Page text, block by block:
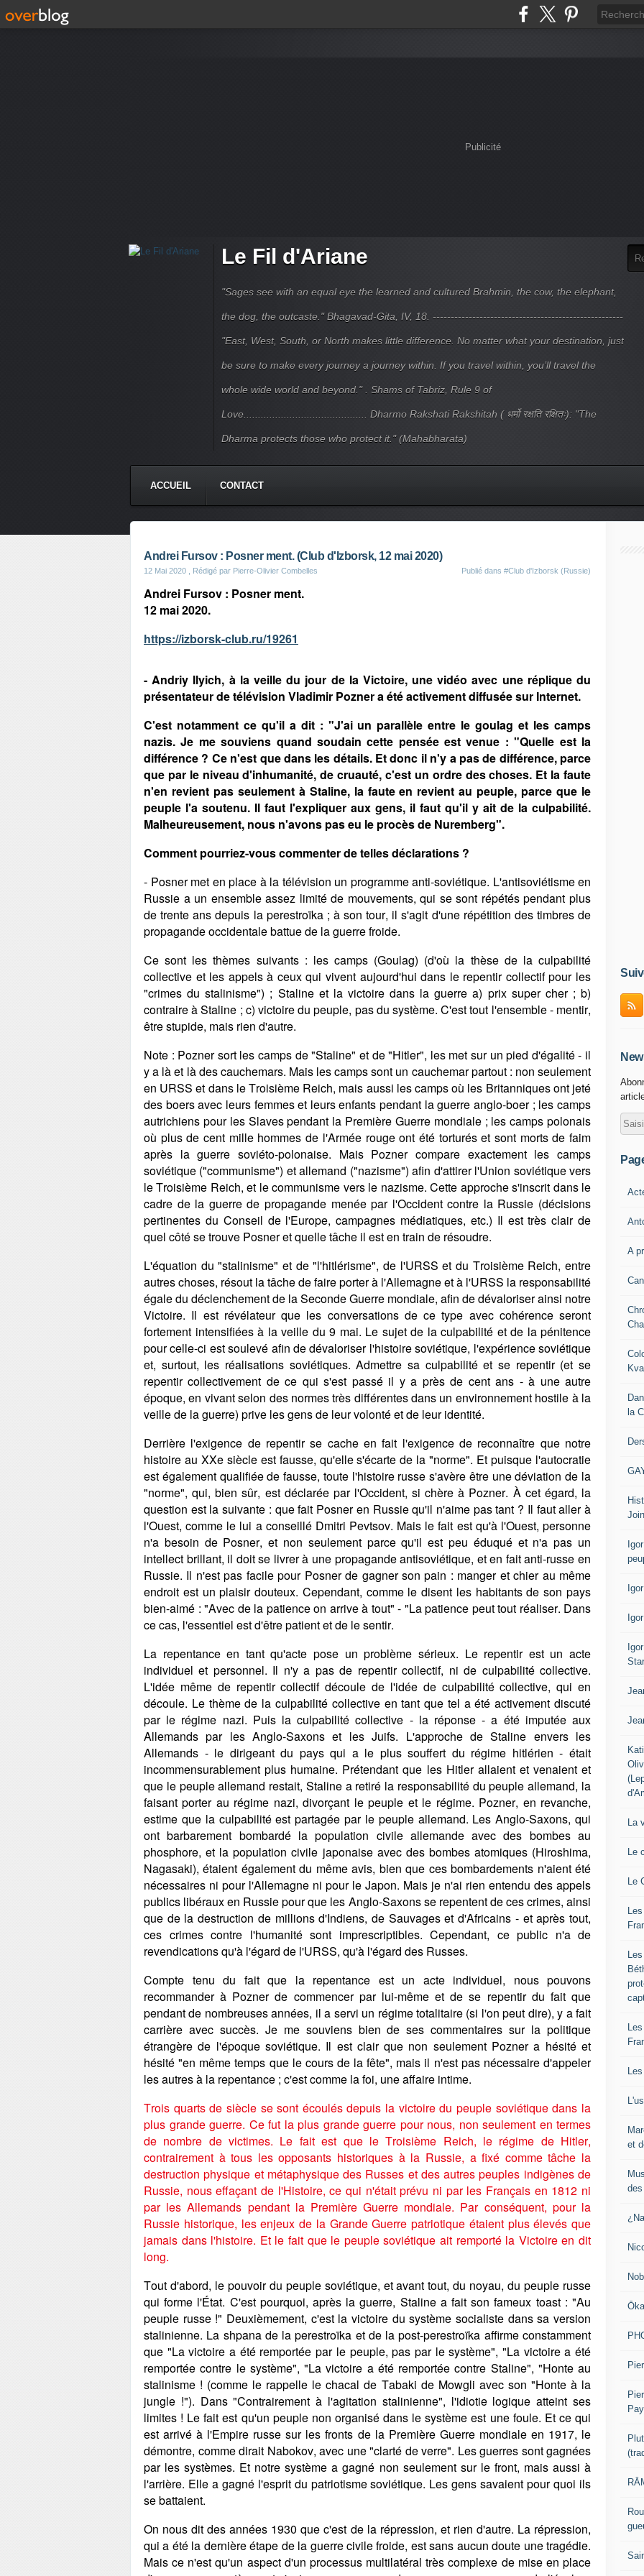
Publicité
Le Fil d'Ariane
"Sages see with an equal eye the learned and cultured Brahmin, the cow, the elephant,
the dog, the outcaste." Bhagavad-Gita, IV, 18. -----------------------------------------------------
"East, West, South, or North makes little difference. No matter what your destination, just
be sure to make every journey a journey within. If you travel within, you’ll travel the
whole wide world and beyond." . Shams of Tabriz, Rule 9 of
Love........................................... Dharmo Rakshati Rakshitah ( धर्मो रक्षति रक्षितः): "The
Dharma protects those who protect it." (Mahabharata)
ACCUEIL CONTACT
Andrei Fursov : Posner ment. (Club d'Izborsk, 12 mai 2020)
12 Mai 2020 , Rédigé par Pierre-Olivier Combelles Publié dans #Club d'Izborsk (Russie)
Andrei Fursov : Posner ment.
12 mai 2020.
https://izborsk-club.ru/19261
- Andriy Ilyich, à la veille du jour de la Victoire, une vidéo avec une réplique du
présentateur de télévision Vladimir Pozner a été activement diffusée sur Internet.
C'est notamment ce qu'il a dit : "J'ai un parallèle entre le goulag et les camps
nazis. Je me souviens quand soudain cette pensée est venue : "Quelle est la
différence ? Ce n'est que dans les détails. Et donc il n'y a pas de différence, parce
que par le niveau d'inhumanité, de cruauté, c'est un ordre des choses. Et la faute
n'en revient pas seulement à Staline, la faute en revient au peuple, parce que le
peuple l'a soutenu. Il faut l'expliquer aux gens, il faut qu'il y ait de la culpabilité.
Malheureusement, nous n'avons pas eu le procès de Nuremberg".
Comment pourriez-vous commenter de telles déclarations ?
- Posner met en place à la télévision un programme anti-soviétique. L'antisoviétisme en
Russie a un ensemble assez limité de mouvements, qui se sont répétés pendant plus
de trente ans depuis la perestroïka ; à son tour, il s'agit d'une répétition des timbres de
propagande occidentale battue de la guerre froide.
Ce sont les thèmes suivants : les camps (Goulag) (d'où la thèse de la culpabilité
collective et les appels à ceux qui vivent aujourd'hui dans le repentir collectif pour les
"crimes du stalinisme") ; Staline et la victoire dans la guerre a) prix super cher ; b)
contraire à Staline ; c) victoire du peuple, pas du système. C'est tout l'ensemble - mentir,
être stupide, mais rien d'autre.
Note : Pozner sort les camps de "Staline" et de "Hitler", les met sur un pied d'égalité - il
y a là et là des cauchemars. Mais les camps sont un cauchemar partout : non seulement
en URSS et dans le Troisième Reich, mais aussi les camps où les Britanniques ont jeté
des boers avec leurs femmes et leurs enfants pendant la guerre anglo-boer ; les camps
autrichiens pour les Slaves pendant la Première Guerre mondiale ; les camps polonais
où plus de cent mille hommes de l'Armée rouge ont été torturés et sont morts de faim
après la guerre soviéto-polonaise. Mais Pozner compare exactement les camps
soviétique ("communisme") et allemand ("nazisme") afin d'attirer l'Union soviétique vers
le Troisième Reich, et le communisme vers le nazisme. Cette approche s'inscrit dans le
cadre de la guerre de propagande menée par l'Occident contre la Russie (décisions
pertinentes du Conseil de l'Europe, campagnes médiatiques, etc.) Il est très clair de
quel côté se trouve Posner et quelle tâche il est en train de résoudre.
L'équation du "stalinisme" et de "l'hitlérisme", de l'URSS et du Troisième Reich, entre
autres choses, résout la tâche de faire porter à l'Allemagne et à l'URSS la responsabilité
égale du déclenchement de la Seconde Guerre mondiale, afin de dévaloriser ainsi notre
Victoire. Il est révélateur que les conversations de ce type avec cohérence seront
fortement intensifiées à la veille du 9 mai. Le sujet de la culpabilité et de la pénitence
pour celle-ci est soulevé afin de dévaloriser l'histoire soviétique, l'expérience soviétique
et, surtout, les réalisations soviétiques. Admettre sa culpabilité et se repentir (et se
repentir collectivement de ce qui s'est passé il y a près de cent ans - à une autre
époque, en vivant selon des normes très différentes dans un environnement hostile à la
veille de la guerre) prive les gens de leur volonté et de leur identité.
Derrière l'exigence de repentir se cache en fait l'exigence de reconnaître que notre
histoire au XXe siècle est fausse, qu'elle s'écarte de la "norme". Et puisque l'autocratie
est également qualifiée de fausse, toute l'histoire russe s'avère être une déviation de la
"norme", qui, bien sûr, est déclarée par l'Occident, si chère à Pozner. À cet égard, la
question est la suivante : que fait Posner en Russie qu'il n'aime pas tant ? Il faut aller à
l'Ouest, comme le lui a conseillé Dmitri Pevtsov. Mais le fait est qu'à l'Ouest, personne
n'a besoin de Posner, et non seulement parce qu'il est peu éduqué et n'a pas un
intellect brillant, il doit se livrer à une propagande antisoviétique, et en fait anti-russe en
Russie. Il n'est pas facile pour Posner de gagner son pain : manger et chier au même
endroit est un plaisir douteux. Cependant, comme le disent les habitants de son pays
bien-aimé : "Avec de la patience on arrive à tout" - "La patience peut tout réaliser. Dans
ce cas, l'essentiel est d'être patient et de le sentir.
La repentance en tant qu'acte pose un problème sérieux. Le repentir est un acte
individuel et personnel. Il n'y a pas de repentir collectif, ni de culpabilité collective.
L'idée même de repentir collectif découle de l'idée de culpabilité collective, qui en
découle. Le thème de la culpabilité collective en tant que tel a été activement discuté
par le régime nazi. Puis la culpabilité collective - la réponse - a été imputée aux
Allemands par les Anglo-Saxons et les Juifs. L'approche de Staline envers les
Allemands - le dirigeant du pays qui a le plus souffert du régime hitlérien - était
incommensurablement plus humaine. Prétendant que les Hitler allaient et venaient et
que le peuple allemand restait, Staline a retiré la responsabilité du peuple allemand, la
faisant porter au régime nazi, divorçant le peuple et le régime. Pozner, en revanche,
estime que la culpabilité est partagée par le peuple allemand. Les Anglo-Saxons, qui
ont barbarement bombardé la population civile allemande avec des bombes au
phosphore, et la population civile japonaise avec des bombes atomiques (Hiroshima,
Nagasaki), étaient également du même avis, bien que ces bombardements n'aient été
nécessaires ni pour l'Allemagne ni pour le Japon. Mais je n'ai rien entendu des appels
publics libéraux en Russie pour que les Anglo-Saxons se repentent de ces crimes, ainsi
que de la destruction de millions d'Indiens, de Sauvages et d'Africains - et après tout,
ces crimes contre l'humanité sont imprescriptibles. Cependant, ce public n'a de
revendications qu'à l'égard de l'URSS, qu'à l'égard des Russes.
Compte tenu du fait que la repentance est un acte individuel, nous pouvons
recommander à Pozner de commencer par lui-même et de se repentir du fait que
pendant de nombreuses années, il a servi un régime totalitaire (si l'on peut dire), y a fait
carrière avec succès. Je me souviens bien de ses commentaires sur la politique
étrangère de l'époque soviétique. Il est clair que non seulement Pozner a hésité et
hésité "en même temps que le cours de la fête", mais il n'est pas nécessaire d'appeler
les autres à la repentance ; c'est comme la foi, une affaire intime.
Trois quarts de siècle se sont écoulés depuis la victoire du peuple soviétique dans la
plus grande guerre. Ce fut la plus grande guerre pour nous, non seulement en termes
de nombre de victimes. Le fait est que le Troisième Reich, le régime de Hitler,
contrairement à tous les opposants historiques à la Russie, a fixé comme tâche la
destruction physique et métaphysique des Russes et des autres peuples indigènes de
Russie, nous effaçant de l'Histoire, ce qui n'était prévu ni par les Français en 1812 ni
par les Allemands pendant la Première Guerre mondiale. Par conséquent, pour la
Russie historique, les enjeux de la Grande Guerre patriotique étaient plus élevés que
jamais dans l'histoire. Et le fait que le peuple soviétique ait remporté la Victoire en dit
long.
Tout d'abord, le pouvoir du peuple soviétique, et avant tout, du noyau, du peuple russe
qui forme l'État. C'est pourquoi, après la guerre, Staline a fait son fameux toast : "Au
peuple russe !" Deuxièmement, c'est la victoire du système socialiste dans sa version
stalinienne. La shpana de la perestroïka et de la post-perestroïka affirme constamment
que "La victoire a été remportée par le peuple, pas par le système", "La victoire a été
remportée contre le système", "La victoire a été remportée contre Staline", "Honte au
stalinisme ! (comme le rappelle le chacal de Tabaki de Mowgli avec son "Honte à la
jungle !"). Dans "Contrairement à l'agitation stalinienne", l'idiotie logique atteint ses
limites ! Le fait est qu'un peuple non organisé dans le système est une foule. Et ce qui
est arrivé à l'Empire russe sur les fronts de la Première Guerre mondiale en 1917, le
démontre, comme dirait Nabokov, avec une "clarté de verre". Les guerres sont gagnées
par les systèmes. Et notre système a gagné non seulement sur le front, mais aussi à
l'arrière. Elle a gagné l'esprit du patriotisme soviétique. Les gens savaient pour quoi ils
se battaient.
On nous dit des années 1930 que c'est de la répression, et rien d'autre. La répression,
qui a été la dernière étape de la guerre civile froide, est sans aucun doute une tragédie.
Mais ce n'est qu'un aspect d'un processus multilatéral très complexe de mise en place
A
la
La
Le
Le
et
des